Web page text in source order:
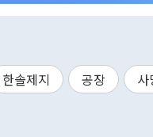
한솔제지 공장 사